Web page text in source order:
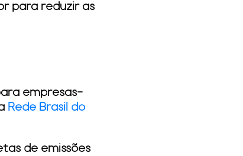
para reduzir as
empresas-
Rede Brasil do
de emissões